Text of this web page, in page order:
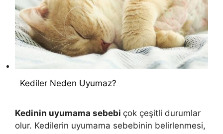
Kediler Neden Uyumaz?
Kedinin uyumama sebebi çok çeşitli durumlar
olur. Kedilerin uyumama sebebinin belirlenmesi,